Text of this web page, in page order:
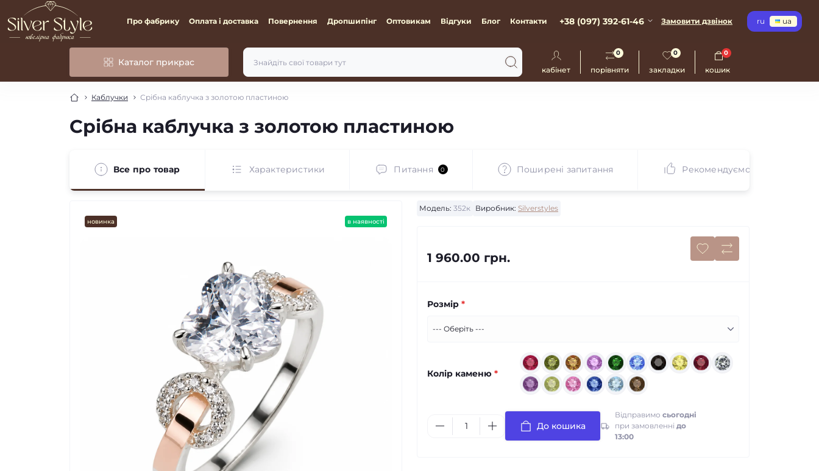
Про фабрику Оплата і доставка Повернення Дропшипінг Оптовикам Відгуки Блог Контакти +38 (097) 392-61-46 Замовити дзвінок ru ua
Каталог прикрас
кабінет порівняти
0
закладки
0
кошик
0
Каблучки Срібна каблучка з золотою пластиною
Срібна каблучка з золотою пластиною
Все про товар Характеристики Питання 0 Поширені запитання Рекомендуємо
новинка в наявності
Модель: 352к Виробник: Silverstyles
1 960.00 грн.
Розмір *
Колір каменю *
До кошика
Відправимо сьогодні
при замовленні до
13:00